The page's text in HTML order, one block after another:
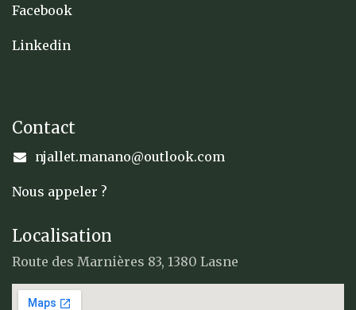
Facebook
Linkedin
Contact
njallet.manano@outlook.com
Nous appeler ?
Localisation
Route des Marnières 83, 1380 Lasne